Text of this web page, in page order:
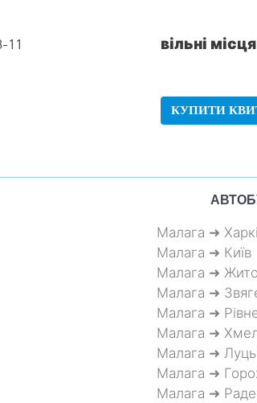
11 вільні
КУПИТИ
Малага ➜
Малага ➜ Київ
Малага ➜
Малага ➜
Малага ➜
Малага ➜
Малага ➜
Малага ➜
Малага ➜